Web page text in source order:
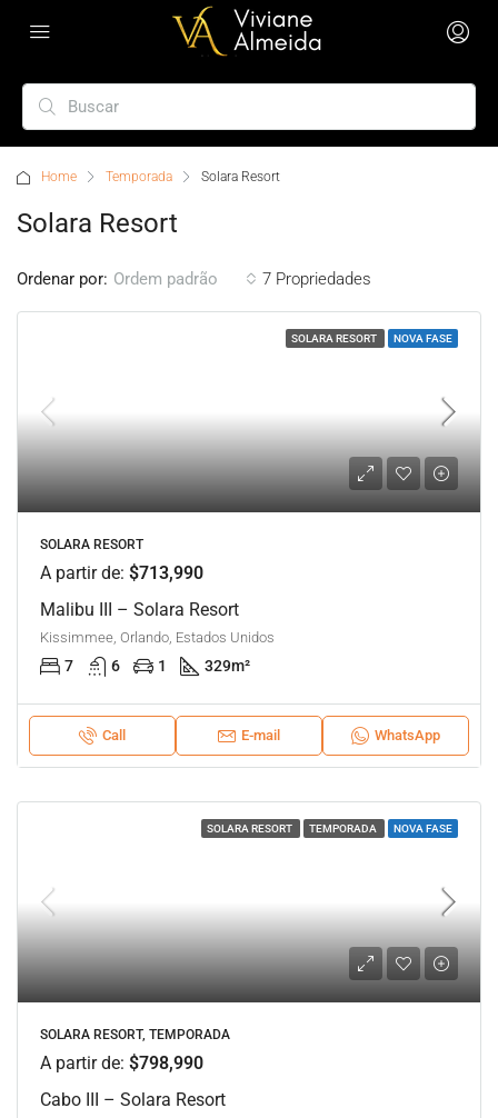
Home Temporada Solara Resort
Solara Resort
7 Propriedades
Ordenar por: Ordem padrão
SOLARA RESORT NOVA FASE
SOLARA RESORT
A partir de: $713,990
Malibu III – Solara Resort
Kissimmee, Orlando, Estados Unidos
7 6 1 329m²
Call E-mail WhatsApp
SOLARA RESORT TEMPORADA NOVA FASE
SOLARA RESORT, TEMPORADA
A partir de: $798,990
Cabo III – Solara Resort